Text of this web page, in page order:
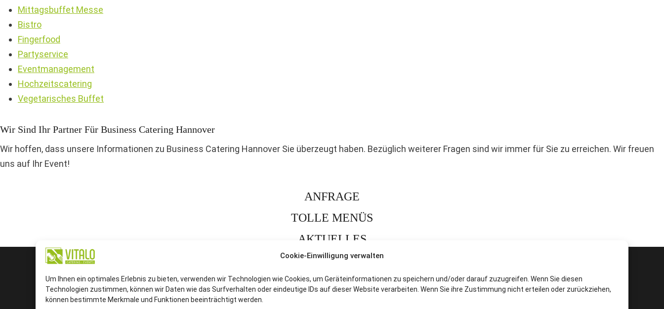
Cookie-Einwilligung verwalten
Um Ihnen ein optimales Erlebnis zu bieten, verwenden wir Technologien wie Cookies, um Geräteinformationen zu speichern und/oder darauf zuzugreifen. Wenn Sie diesen
Technologien zustimmen, können wir Daten wie das Surfverhalten oder eindeutige IDs auf dieser Website verarbeiten. Wenn Sie ihre Zustimmung nicht erteilen oder zurückziehen,
können bestimmte Merkmale und Funktionen beeinträchtigt werden.
Mittagsbuffet Messe
Bistro
Fingerfood
Partyservice
Eventmanagement
Hochzeitscatering
Vegetarisches Buffet
Wir Sind Ihr Partner Für Business Catering Hannover
Wir hoffen, dass unsere Informationen zu Business Catering Hannover Sie überzeugt haben. Bezüglich weiterer Fragen sind wir immer für Sie zu erreichen. Wir freuen
uns auf Ihr Event!
ANFRAGE
TOLLE MENÜS
AKTUELLES
Impressum Datenschutz AGB Cookie-Richtlinie (EU)